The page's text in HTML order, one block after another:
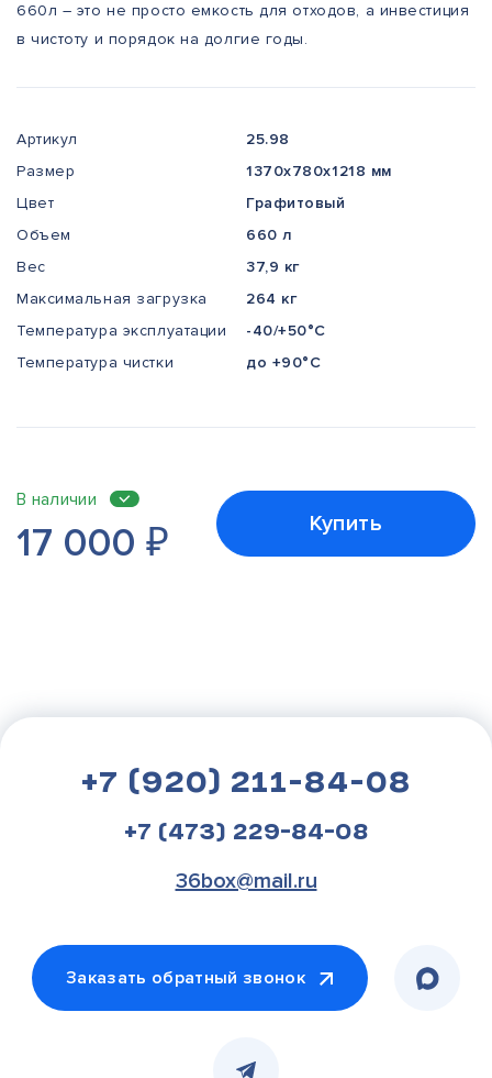
660л – это не просто емкость для отходов, а инвестиция
в чистоту и порядок на долгие годы.
Артикул
25.98
Размер
1370x780x1218 мм
Цвет
Графитовый
Объем
660 л
Вес
37,9 кг
Максимальная загрузка
264 кг
Температура эксплуатации
-40/+50°С
Температура чистки
до +90°С
В наличии
17 000₽ Купить
+7 (920) 211-84-08
+7 (473) 229-84-08
36box@mail.ru
Заказать обратный звонок